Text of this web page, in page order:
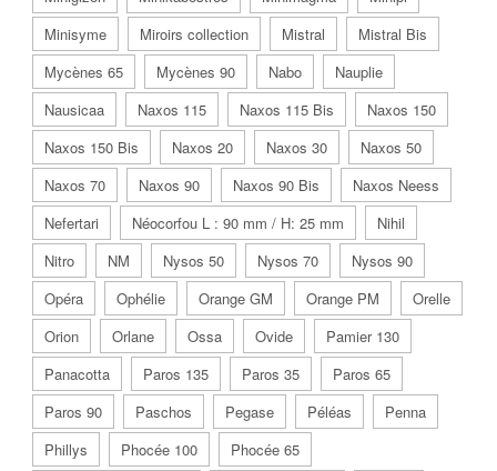
Minisyme
Miroirs collection Mistral
Mistral Bis
Mycènes 65
Mycènes 90 Nabo
Nauplie
Nausicaa
Naxos 115 Naxos 115 Bis
Naxos 150
Naxos 150 Bis
Naxos 20 Naxos 30
Naxos 50
Naxos 70
Naxos 90 Naxos 90 Bis
Naxos Neess
Nefertari
Néocorfou L : 90 mm / H: 25 mm
Nihil
Nitro
NM Nysos 50 Nysos 70
Nysos 90
Opéra
Ophélie Orange GM Orange PM
Orelle
Orion
Orlane Ossa Ovide
Pamier 130
Panacotta
Paros 135 Paros 35
Paros 65
Paros 90
Paschos Pegase Péléas
Penna
Phillys
Phocée 100
Phocée 65